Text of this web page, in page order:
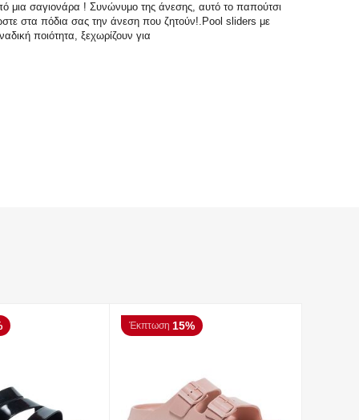
μια σαγιονάρα ! Συνώνυμο της άνεσης, αυτό το παπούτσι
στα πόδια σας την άνεση που ζητούν!.Pool sliders με
ποιότητα, ξεχωρίζουν για
Έκπτωση 15%